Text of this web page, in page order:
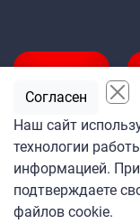
Подпишитесь
на ежедневную
«Кабельщика»
Наш сайт
технологии
информацией.
подтверждаете
файлов cookie.
Согласен